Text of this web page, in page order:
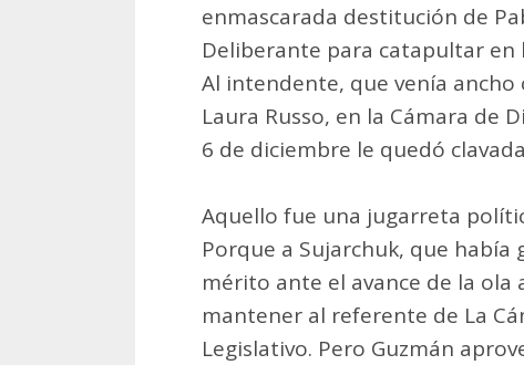
enmascarada destitución de
Deliberante para catapultar en
Al intendente, que venía ancho
Laura Russo, en la Cámara de
6 de diciembre le quedó
Aquello fue una jugarreta
Porque a Sujarchuk, que había
mérito ante el avance de la ola
mantener al referente de La
Legislativo. Pero Guzmán